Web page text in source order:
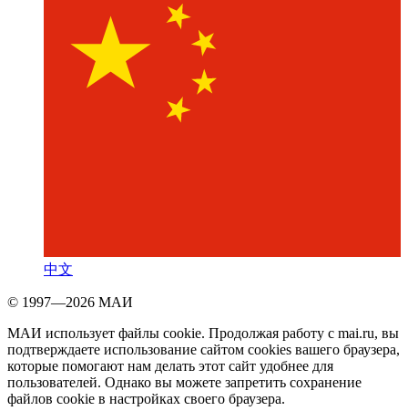
中文
© 1997—2026 МАИ
МАИ использует файлы cookie. Продолжая работу с mai.ru, вы
подтверждаете использование сайтом cookies вашего браузера,
которые помогают нам делать этот сайт удобнее для
пользователей. Однако вы можете запретить сохранение
файлов cookie в настройках своего браузера.